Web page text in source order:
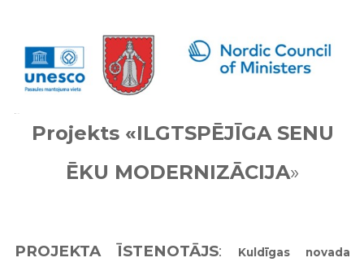
Projekts «ILGTSPĒJĪGA SENU
ĒKU MODERNIZĀCIJA»
PROJEKTA ĪSTENOTĀJS:
Kuldīgas novada